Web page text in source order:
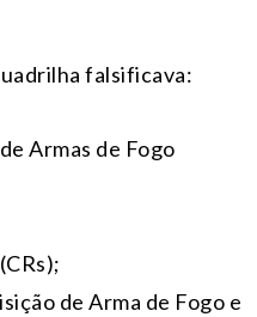
falsificava:
Armas de Fogo
de Arma de Fogo e